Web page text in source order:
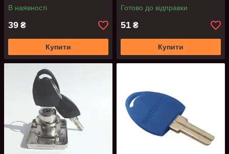
В наявності
39 ₴
Купити
Готово до відправки
51 ₴
Купити